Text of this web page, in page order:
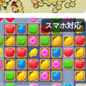
スマホ対応